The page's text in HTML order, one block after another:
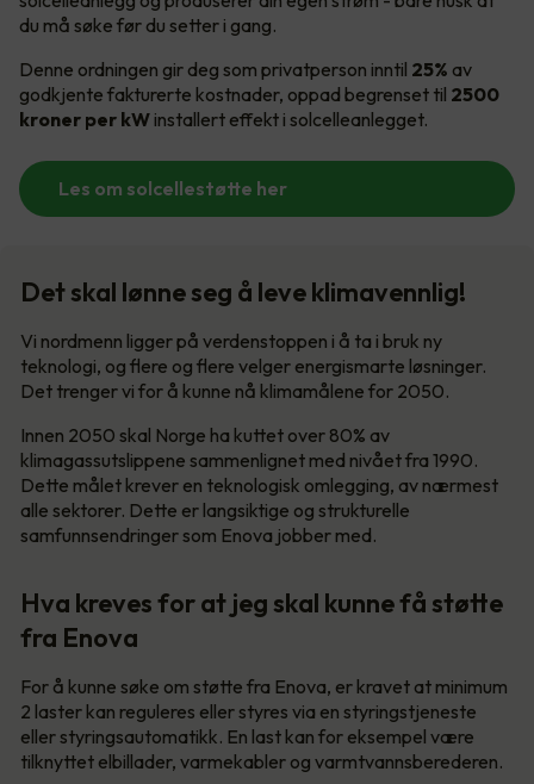
du må søke før du setter i gang.
Denne ordningen gir deg som privatperson inntil 25% av
godkjente fakturerte kostnader, oppad begrenset til 2500
kroner per kW installert effekt i solcelleanlegget.
Les om solcellestøtte her
Det skal lønne seg å leve klimavennlig!
Vi nordmenn ligger på verdenstoppen i å ta i bruk ny
teknologi, og flere og flere velger energismarte løsninger.
Det trenger vi for å kunne nå klimamålene for 2050.
Innen 2050 skal Norge ha kuttet over 80% av
klimagassutslippene sammenlignet med nivået fra 1990.
Dette målet krever en teknologisk omlegging, av nærmest
alle sektorer. Dette er langsiktige og strukturelle
samfunnsendringer som Enova jobber med.
Hva kreves for at jeg skal kunne få støtte
fra Enova
For å kunne søke om støtte fra Enova, er kravet at minimum
2 laster kan reguleres eller styres via en styringstjeneste
eller styringsautomatikk. En last kan for eksempel være
tilknyttet elbillader, varmekabler og varmtvannsberederen.